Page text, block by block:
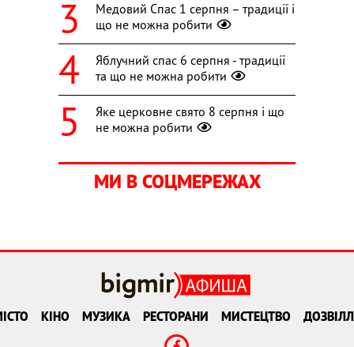
Медовий Спас 1 серпня – традиції і
що не можна робити
Яблучний спас 6 серпня - традиції
та що не можна робити
Яке церковне свято 8 серпня і що
не можна робити
МИ В СОЦМЕРЕЖАХ
КІНО МУЗИКА РЕСТОРАНИ МИСТЕЦТВО